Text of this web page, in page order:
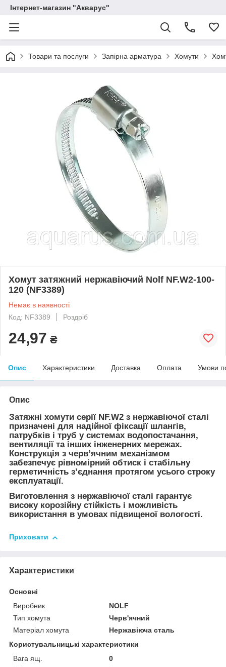
Інтернет-магазин "Акварус"
Товари та послуги Запірна арматура Хомути
Хомут затяжний нержавіючий Nolf NF.W2-100-
120 (NF3389)
Немає в наявності
Код: NF3389
Роздріб
24,97 ₴
Опис Характеристики Доставка Оплата Умови
Опис
Затяжні хомути серії NF.W2 з нержавіючої сталі
призначені для надійної фіксації шлангів,
патрубків і труб у системах водопостачання,
вентиляції та інших інженерних мережах.
Конструкція з черв’ячним механізмом
забезпечує рівномірний обтиск і стабільну
герметичність з’єднання протягом усього строку
експлуатації.
Виготовлення з нержавіючої сталі гарантує
високу корозійну стійкість і можливість
використання в умовах підвищеної вологості.
Приховати
Характеристики
Основні
Виробник
NOLF
Тип хомута
Черв'ячний
Матеріал хомута
Нержавіюча сталь
Користувальницькі характеристики
Вага ящ.
0